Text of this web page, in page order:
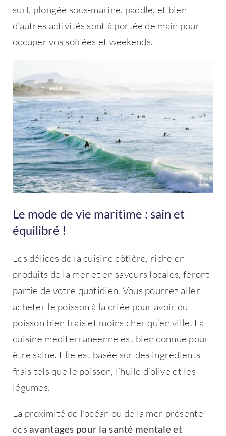
surf, plongée sous-marine, paddle, et bien
d’autres activités sont à portée de main pour
occuper vos soirées et weekends.
Le mode de vie maritime : sain et
équilibré !
Les délices de la cuisine côtière, riche en
produits de la mer et en saveurs locales, feront
partie de votre quotidien. Vous pourrez aller
acheter le poisson à la criée pour avoir du
poisson bien frais et moins cher qu’en ville. La
cuisine méditerranéenne est bien connue pour
être saine. Elle est basée sur des ingrédients
frais tels que le poisson, l’huile d’olive et les
légumes.
La proximité de l’océan ou de la mer présente
des avantages pour la santé mentale et